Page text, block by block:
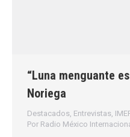
“Luna menguante
Noriega
Destacados, Entrevistas,
Por Radio México